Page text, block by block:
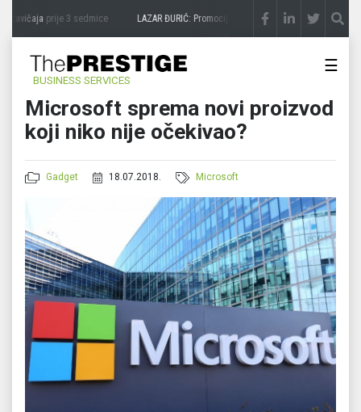
zavičajaprije 3 sedmice LAZAR ĐURIĆ: Promocija potencijal pretvara u destinaciju
BUSINESS SERVICES
☰
Microsoft sprema novi proizvod
koji niko nije očekivao?
Gadget 18.07.2018. Microsoft